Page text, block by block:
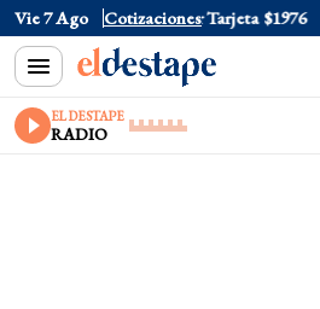
Vie 7 Ago Cotizaciones
$1520 Dólar Tarjeta $1976
EL DESTAPE
RADIO